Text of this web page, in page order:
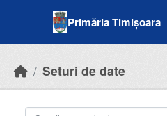
Primăria Timișoara
Seturi de date